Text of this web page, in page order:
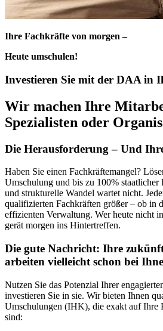
Ihre Fachkräfte von morgen –
Heute umschulen!
Investieren Sie mit der DAA in
Wir machen Ihre
Spezialisten oder
Die Herausforderung – Und
Haben Sie einen Fachkräftemangel?
Umschulung und bis zu 100%
und strukturelle Wandel wartet nicht.
qualifizierten Fachkräften größer – ob in
effizienten Verwaltung. Wer heute nicht
gerät morgen ins Hintertreffen.
Die gute Nachricht: Ihre
arbeiten vielleicht schon bei
Nutzen Sie das Potenzial Ihrer
investieren Sie in sie. Wir bieten Ihnen
Umschulungen (IHK), die exakt auf Ihre
sind: